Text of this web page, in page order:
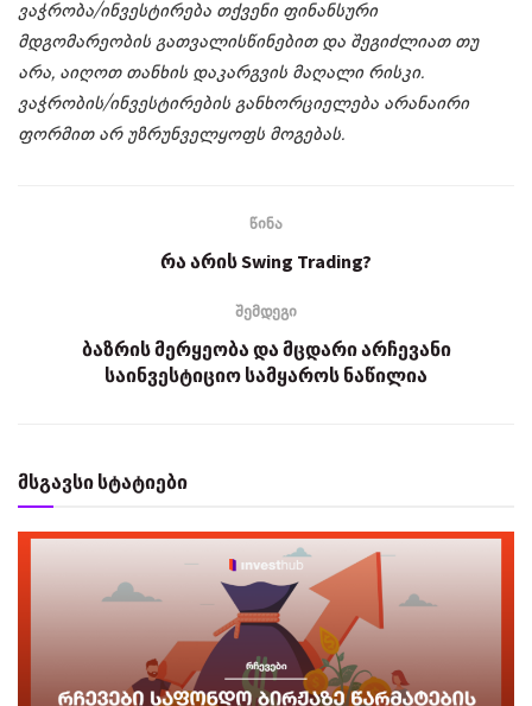
ვაჭრობა/ინვესტირება თქვენი ფინანსური
მდგომარეობის გათვალისწინებით და შეგიძლიათ თუ
არა, აიღოთ თანხის დაკარგვის მაღალი რისკი.
ვაჭრობის/ინვესტირების განხორციელება არანაირი
ფორმით არ უზრუნველყოფს მოგებას.
წინა
რა არის Swing Trading?
შემდეგი
ბაზრის მერყეობა და მცდარი არჩევანი
საინვესტიციო სამყაროს ნაწილია
მსგავსი სტატიები